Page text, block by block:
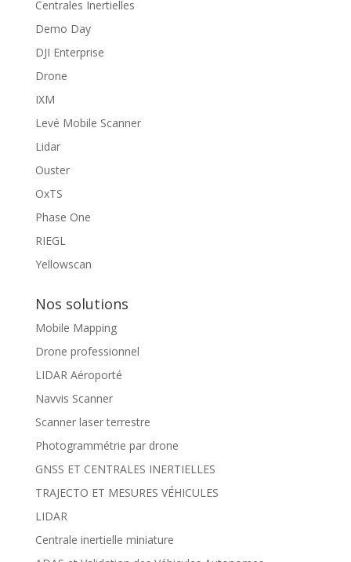
Centrales Inertielles
Demo Day
DJI Enterprise
Drone
IXM
Levé Mobile Scanner
Lidar
Ouster
OxTS
Phase One
RIEGL
Yellowscan
Nos solutions
Mobile Mapping
Drone professionnel
LIDAR Aéroporté
Navvis Scanner
Scanner laser terrestre
Photogrammétrie par drone
GNSS ET CENTRALES INERTIELLES
TRAJECTO ET MESURES VÉHICULES
LIDAR
Centrale inertielle miniature